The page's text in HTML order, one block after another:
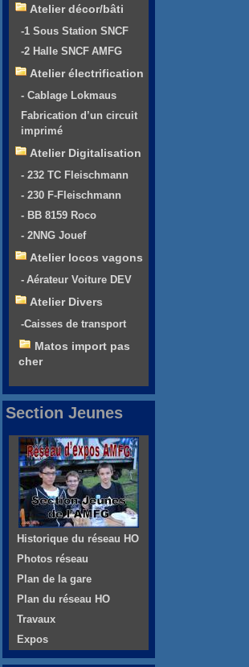
Atelier décor/bâti
-1 Sous Station SNCF
-2 Halle SNCF AMFG
Atelier électrification
- Cablage Lokmaus
Fabrication d’un circuit
imprimé
Atelier Digitalisation
- 232 TC Fleischmann
- 230 F-Fleischmann
- BB 8159 Roco
- 2NNG Jouef
Atelier locos vagons
- Aérateur Voiture DEV
Atelier Divers
-Caisses de transport
Matos import pas
cher
Section Jeunes
Historique du réseau HO
Photos réseau
Plan de la gare
Plan du réseau HO
Travaux
Expos